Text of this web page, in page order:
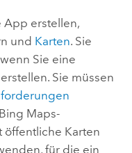
App erstellen,
und Karten.Sie
Sie eine
Sie müssen
Bing Maps-
öffentliche Karten
für die ein